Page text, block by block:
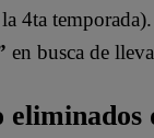
4ta
en busca de